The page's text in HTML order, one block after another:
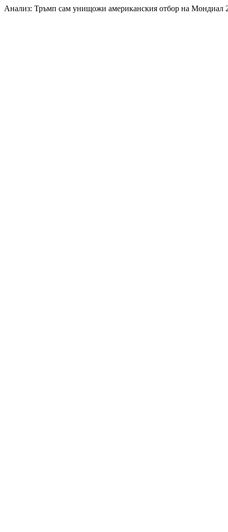
Анализ: Тръмп сам унищожи американския отбор на Мондиал